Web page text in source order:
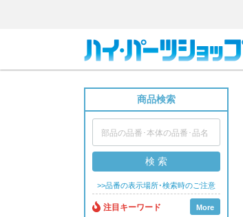
商品検索
検 索
>>品番の表示場所･検索時のご注意
注目キーワード More